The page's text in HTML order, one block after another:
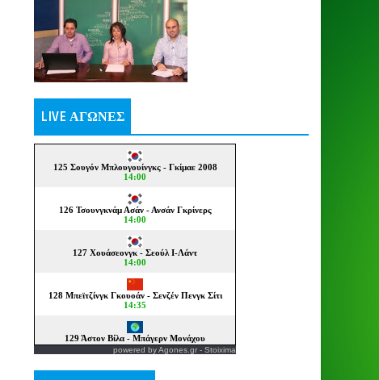
LIVE ΑΓΩΝΕΣ
powered byAgones.gr - Stoixima